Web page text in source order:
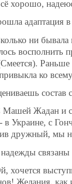
хорошо,
адаптация
ни бывала
восполнить
Раньше
ко
состав
Жадан и с
в Украине, с
дружный, мы
связаны
Желания, как